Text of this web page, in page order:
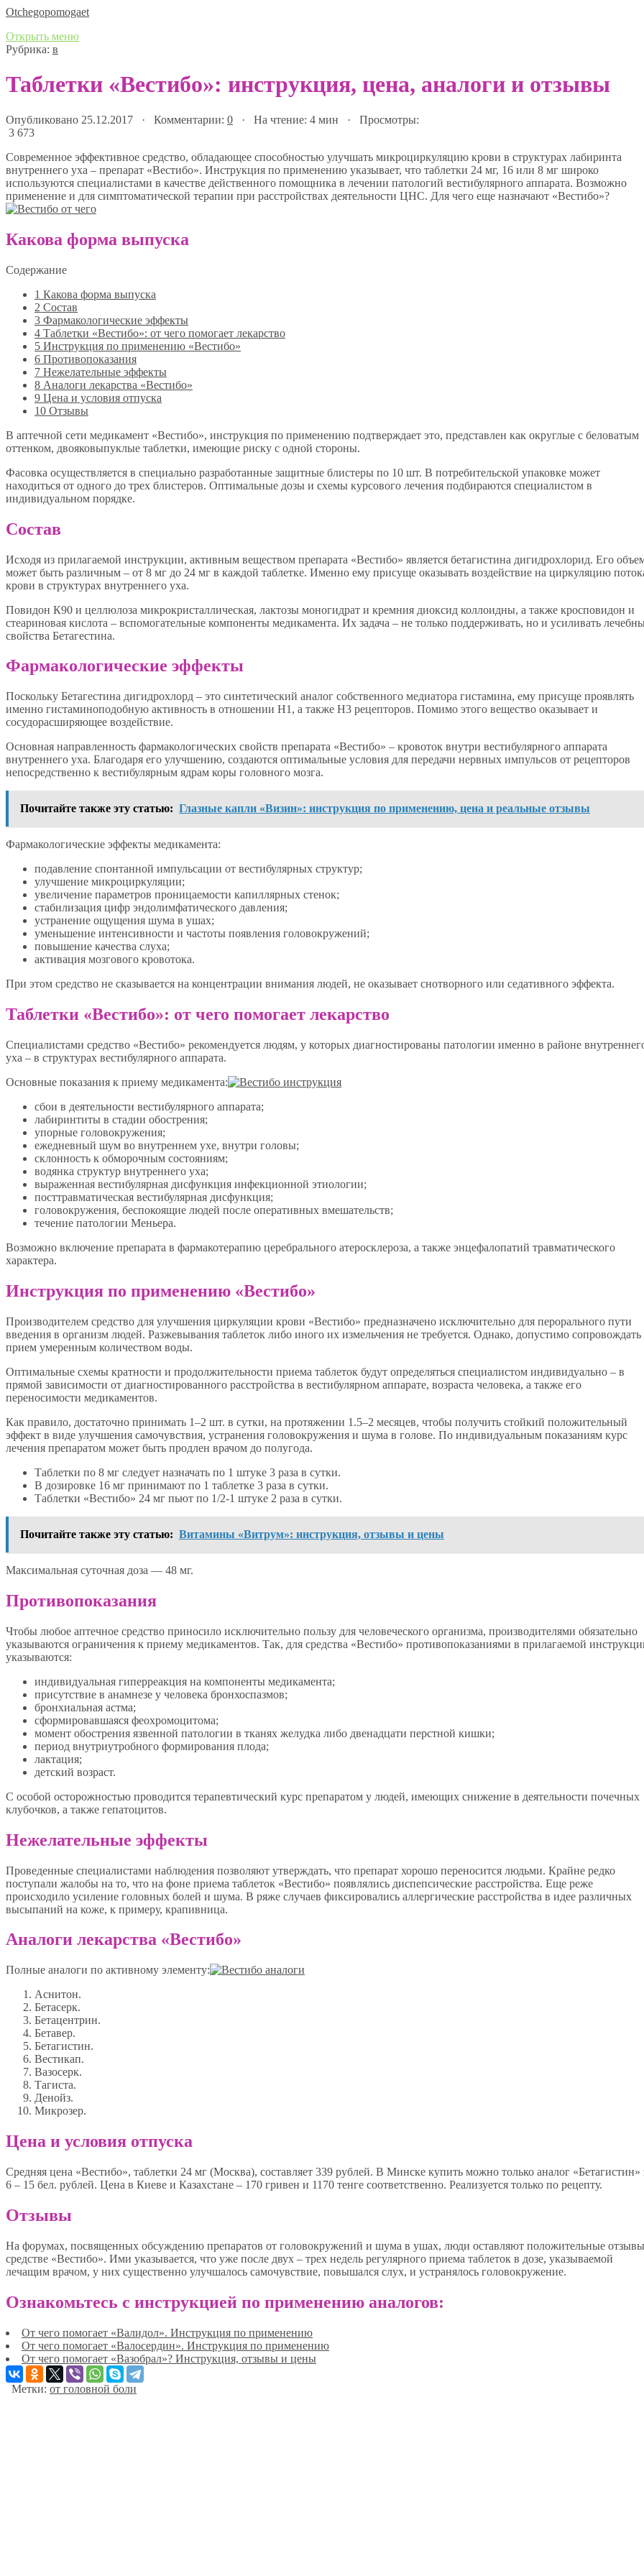
Оtchegopomogaet
Открыть меню
Рубрика: в
Таблетки «Вестибо»: инструкция, цена, аналоги и отзывы
Опубликовано 25.12.2017 · Комментарии: 0 · На чтение: 4 мин · Просмотры:
3 673
Современное эффективное средство, обладающее способностью улучшать микроциркуляцию крови в структурах лабиринта
внутреннего уха – препарат «Вестибо». Инструкция по применению указывает, что таблетки 24 мг, 16 или 8 мг широко
используются специалистами в качестве действенного помощника в лечении патологий вестибулярного аппарата. Возможно
применение и для симптоматической терапии при расстройствах деятельности ЦНС. Для чего еще назначают «Вестибо»?
Какова форма выпуска
Содержание
1 Какова форма выпуска
2 Состав
3 Фармакологические эффекты
4 Таблетки «Вестибо»: от чего помогает лекарство
5 Инструкция по применению «Вестибо»
6 Противопоказания
7 Нежелательные эффекты
8 Аналоги лекарства «Вестибо»
9 Цена и условия отпуска
10 Отзывы
В аптечной сети медикамент «Вестибо», инструкция по применению подтверждает это, представлен как округлые с беловатым
оттенком, двояковыпуклые таблетки, имеющие риску с одной стороны.
Фасовка осуществляется в специально разработанные защитные блистеры по 10 шт. В потребительской упаковке может
находиться от одного до трех блистеров. Оптимальные дозы и схемы курсового лечения подбираются специалистом в
индивидуальном порядке.
Состав
Исходя из прилагаемой инструкции, активным веществом препарата «Вестибо» является бетагистина дигидрохлорид. Его
может быть различным – от 8 мг до 24 мг в каждой таблетке. Именно ему присуще оказывать воздействие на циркуляцию
крови в структурах внутреннего уха.
Повидон К90 и целлюлоза микрокристаллическая, лактозы моногидрат и кремния диоксид коллоидны, а также кросповидон и
стеариновая кислота – вспомогательные компоненты медикамента. Их задача – не только поддерживать, но и усиливать
свойства Бетагестина.
Фармакологические эффекты
Поскольку Бетагестина дигидрохлорд – это синтетический аналог собственного медиатора гистамина, ему присуще проявлять
именно гистаминоподобную активность в отношении Н1, а также Н3 рецепторов. Помимо этого вещество оказывает и
сосудорасширяющее воздействие.
Основная направленность фармакологических свойств препарата «Вестибо» – кровоток внутри вестибулярного аппарата
внутреннего уха. Благодаря его улучшению, создаются оптимальные условия для передачи нервных импульсов от рецепторов
непосредственно к вестибулярным ядрам коры головного мозга.
Почитайте также эту статью: Глазные капли «Визин»: инструкция по применению, цена и реальные отзывы
Фармакологические эффекты медикамента:
подавление спонтанной импульсации от вестибулярных структур;
улучшение микроциркуляции;
увеличение параметров проницаемости капиллярных стенок;
стабилизация цифр эндолимфатического давления;
устранение ощущения шума в ушах;
уменьшение интенсивности и частоты появления головокружений;
повышение качества слуха;
активация мозгового кровотока.
При этом средство не сказывается на концентрации внимания людей, не оказывает снотворного или седативного эффекта.
Таблетки «Вестибо»: от чего помогает лекарство
Специалистами средство «Вестибо» рекомендуется людям, у которых диагностированы патологии именно в районе
уха – в структурах вестибулярного аппарата.
Основные показания к приему медикамента:
сбои в деятельности вестибулярного аппарата;
лабиринтиты в стадии обострения;
упорные головокружения;
ежедневный шум во внутреннем ухе, внутри головы;
склонность к обморочным состояниям;
водянка структур внутреннего уха;
выраженная вестибулярная дисфункция инфекционной этиологии;
посттравматическая вестибулярная дисфункция;
головокружения, беспокоящие людей после оперативных вмешательств;
течение патологии Меньера.
Возможно включение препарата в фармакотерапию церебрального атеросклероза, а также энцефалопатий травматического
характера.
Инструкция по применению «Вестибо»
Производителем средство для улучшения циркуляции крови «Вестибо» предназначено исключительно для перорального пути
введения в организм людей. Разжевывания таблеток либо иного их измельчения не требуется. Однако, допустимо сопровождать
прием умеренным количеством воды.
Оптимальные схемы кратности и продолжительности приема таблеток будут определяться специалистом индивидуально – в
прямой зависимости от диагностированного расстройства в вестибулярном аппарате, возраста человека, а также его
переносимости медикаментов.
Как правило, достаточно принимать 1–2 шт. в сутки, на протяжении 1.5–2 месяцев, чтобы получить стойкий положительный
эффект в виде улучшения самочувствия, устранения головокружения и шума в голове. По индивидуальным показаниям курс
лечения препаратом может быть продлен врачом до полугода.
Таблетки по 8 мг следует назначать по 1 штуке 3 раза в сутки.
В дозировке 16 мг принимают по 1 таблетке 3 раза в сутки.
Таблетки «Вестибо» 24 мг пьют по 1/2-1 штуке 2 раза в сутки.
Почитайте также эту статью: Витамины «Витрум»: инструкция, отзывы и цены
Максимальная суточная доза — 48 мг.
Противопоказания
Чтобы любое аптечное средство приносило исключительно пользу для человеческого организма, производителями обязательно
указываются ограничения к приему медикаментов. Так, для средства «Вестибо» противопоказаниями в прилагаемой
указываются:
индивидуальная гиперреакция на компоненты медикамента;
присутствие в анамнезе у человека бронхоспазмов;
бронхиальная астма;
сформировавшаяся феохромоцитома;
момент обострения язвенной патологии в тканях желудка либо двенадцати перстной кишки;
период внутриутробного формирования плода;
лактация;
детский возраст.
С особой осторожностью проводится терапевтический курс препаратом у людей, имеющих снижение в деятельности почечных
клубочков, а также гепатоцитов.
Нежелательные эффекты
Проведенные специалистами наблюдения позволяют утверждать, что препарат хорошо переносится людьми. Крайне редко
поступали жалобы на то, что на фоне приема таблеток «Вестибо» появлялись диспепсические расстройства. Еще реже
происходило усиление головных болей и шума. В ряже случаев фиксировались аллергические расстройства в идее различных
высыпаний на коже, к примеру, крапивница.
Аналоги лекарства «Вестибо»
Полные аналоги по активному элементу:
Аснитон.
Бетасерк.
Бетацентрин.
Бетавер.
Бетагистин.
Вестикап.
Вазосерк.
Тагиста.
Денойз.
Микрозер.
Цена и условия отпуска
Средняя цена «Вестибо», таблетки 24 мг (Москва), составляет 339 рублей. В Минске купить можно только аналог «Бетагистин»
6 – 15 бел. рублей. Цена в Киеве и Казахстане – 170 гривен и 1170 тенге соответственно. Реализуется только по рецепту.
Отзывы
На форумах, посвященных обсуждению препаратов от головокружений и шума в ушах, люди оставляют положительные
средстве «Вестибо». Ими указывается, что уже после двух – трех недель регулярного приема таблеток в дозе, указываемой
лечащим врачом, у них существенно улучшалось самочувствие, повышался слух, и устранялось головокружение.
Ознакомьтесь с инструкцией по применению аналогов:
От чего помогает «Валидол». Инструкция по применению
От чего помогает «Валосердин». Инструкция по применению
От чего помогает «Вазобрал»? Инструкция, отзывы и цены
Метки: от головной боли